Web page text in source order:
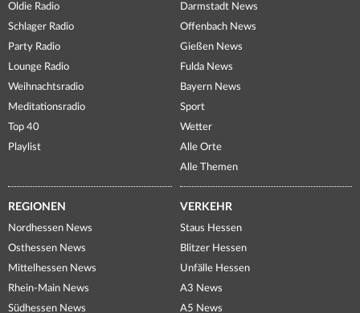
Oldie Radio
Schlager Radio
Party Radio
Lounge Radio
Weihnachtsradio
Meditationsradio
Top 40
Playlist
Darmstadt News
Offenbach News
Gießen News
Fulda News
Bayern News
Sport
Wetter
Alle Orte
Alle Themen
REGIONEN
Nordhessen News
Osthessen News
Mittelhessen News
Rhein-Main News
Südhessen News
VERKEHR
Staus Hessen
Blitzer Hessen
Unfälle Hessen
A3 News
A5 News